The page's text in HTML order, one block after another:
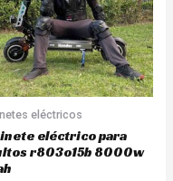
eléctricos
eléctrico para
r803o15b 8000w